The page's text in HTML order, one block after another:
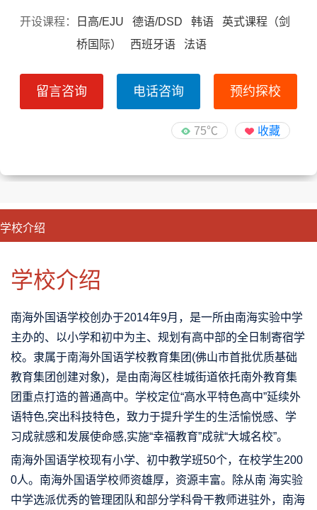
开设课程：
日高/EJU 德语/DSD 韩语 英式课程（剑
桥国际） 西班牙语 法语
留言咨询 电话咨询 预约探校
75℃ 收藏
学校介绍
学校介绍
南海外国语学校创办于2014年9月，是一所由南海实验中学
主办的、以小学和初中为主、规划有高中部的全日制寄宿学
校。隶属于南海外国语学校教育集团(佛山市首批优质基础
教育集团创建对象)，是由南海区桂城街道依托南外教育集
团重点打造的普通高中。学校定位“高水平特色高中”延续外
语特色,突出科技特色，致力于提升学生的生活愉悦感、学
习成就感和发展使命感,实施“幸福教育”成就“大城名校”。
南海外国语学校现有小学、初中教学班50个，在校学生200
0人。南海外国语学校师资雄厚，资源丰富。除从南 海实验
中学选派优秀的管理团队和部分学科骨干教师进驻外，南海